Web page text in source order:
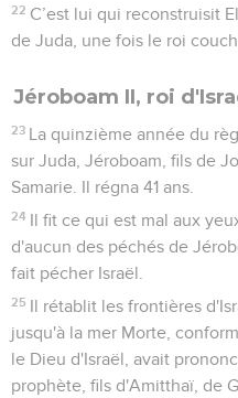
Menahem, le fils de Gadi,
Samarie.
ne se détourna pas des
qui avait fait pécher Israël.
19 Pul, le roi d'Assyrie, vint
donna 30 tonnes d'argent
royauté entre ses mains.
20 Menahem préleva cet
afin de le donner au roi
d'argent chacun. Le roi
position dans le pays.
21 Le reste des actes de
cela est décrit dans les